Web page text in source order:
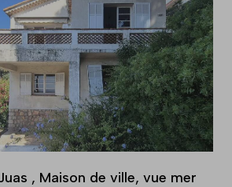
, Maison de ville, vue mer